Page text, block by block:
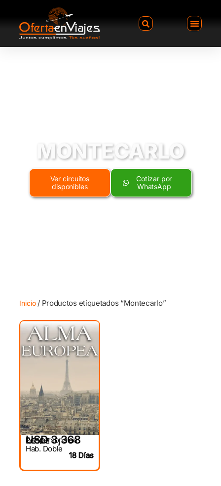
MONTECARLO
Ver circuitos
disponibles
Cotizar por
WhatsApp
Inicio/ Productos etiquetados “Montecarlo”
DESDE
USD 3,368
Por persona en
Hab. Doble
18 Días